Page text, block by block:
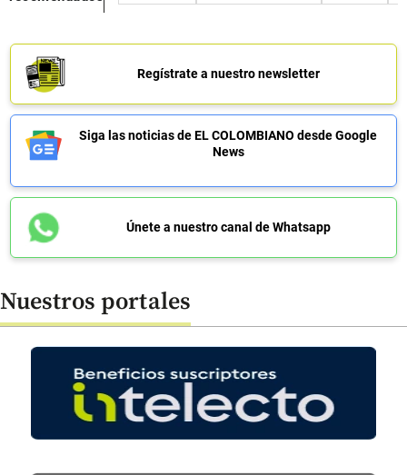
Regístrate a nuestro newsletter
Siga las noticias de EL COLOMBIANO desde Google
News
Únete a nuestro canal de Whatsapp
Nuestros portales